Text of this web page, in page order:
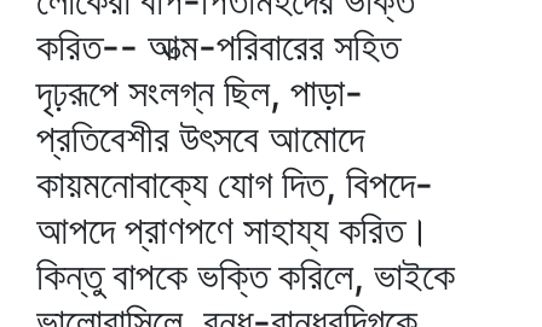
করিত-- আত্ম-পরিবারের সহিত
দৃঢ়রূপে সংলগ্ন ছিল, পাড়া-
প্রতিবেশীর উৎসবে আমোদে
কায়মনোবাক্যে যোগ দিত, বিপদে-
আপদে প্রাণপণে সাহায্য করিত।
কিন্তু বাপকে ভক্তি করিলে, ভাইকে